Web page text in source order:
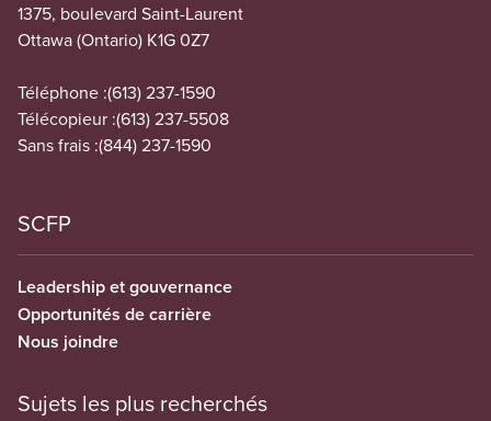
1375, boulevard Saint-Laurent
Ottawa (Ontario) K1G 0Z7
Téléphone :(613) 237-1590
Télécopieur :(613) 237-5508
Sans frais :(844) 237-1590
SCFP
Leadership et gouvernance
Opportunités de carrière
Nous joindre
Sujets les plus recherchés